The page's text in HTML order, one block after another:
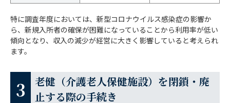
特に調査年度においては、新型コロナウイルス感染症の影響か
ら、新規入所者の確保が困難になっていることから利用率が低い
傾向となり、収入の減少が経営に大きく影響していると考えられ
ます。
老健（介護老人保健施設）を閉鎖・廃
止する際の手続き